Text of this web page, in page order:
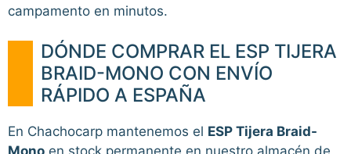
campamento en minutos.
DÓNDE COMPRAR EL ESP TIJERA
BRAID-MONO CON ENVÍO
RÁPIDO A ESPAÑA
En Chachocarp mantenemos el ESP Tijera Braid-